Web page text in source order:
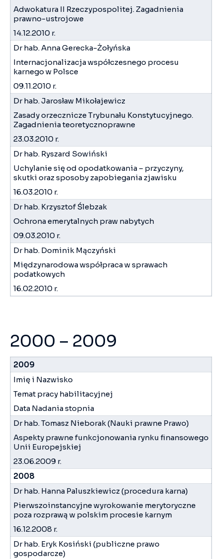
Adwokatura II Rzeczypospolitej. Zagadnienia
prawno-ustrojowe
14.12.2010 r.
Dr hab. Anna Gerecka-Żołyńska
Internacjonalizacja współczesnego procesu
karnego w Polsce
09.11.2010 r.
Dr hab. Jarosław Mikołajewicz
Zasady orzecznicze Trybunału Konstytucyjnego.
Zagadnienia teoretycznoprawne
23.03.2010 r.
Dr hab. Ryszard Sowiński
Uchylanie się od opodatkowania – przyczyny,
skutki oraz sposoby zapobiegania zjawisku
16.03.2010 r.
Dr hab. Krzysztof Ślebzak
Ochrona emerytalnych praw nabytych
09.03.2010 r.
Dr hab. Dominik Mączyński
Międzynarodowa współpraca w sprawach
podatkowych
16.02.2010 r.
2000 – 2009
2009
Imię i Nazwisko
Temat pracy habilitacyjnej
Data Nadania stopnia
Dr hab. Tomasz Nieborak (Nauki prawne Prawo)
Aspekty prawne funkcjonowania rynku finansowego
Unii Europejskiej
23.06.2009 r.
2008
Dr hab. Hanna Paluszkiewicz (procedura karna)
Pierwszoinstancyjne wyrokowanie merytoryczne
poza rozprawą w polskim procesie karnym
16.12.2008 r.
Dr hab. Eryk Kosiński (publiczne prawo
gospodarcze)